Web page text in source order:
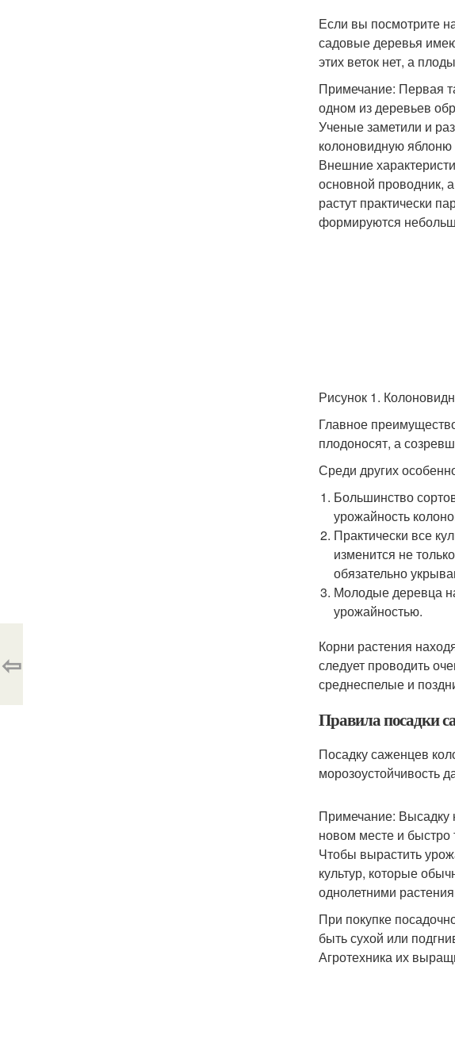
Если вы посмотрите
садовые деревья
этих веток нет, а
Примечание: Первая
одном из деревьев
Ученые заметили и
колоновидную яблоню
Внешние
основной проводник,
растут практически
формируются
Рисунок 1.
Главное
плодоносят, а
Среди других
Большинство
урожайность
Практически все
изменится не
обязательно
Молодые деревца
урожайностью.
Корни растения
следует проводить
среднеспелые и
Правила посадки
Посадку саженцев
морозоустойчивость
Примечание: Высадку
новом месте и быстро
Чтобы вырастить
культур, которые
однолетними
При покупке
быть сухой или
Агротехника их
⇦